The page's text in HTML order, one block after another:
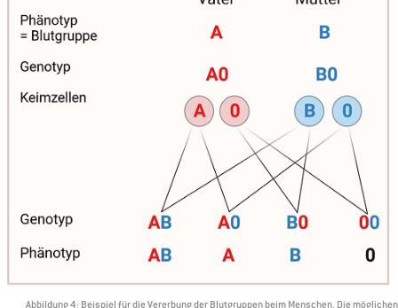
Abbildung 4: Beispiel für die Vererbung der Blutgruppen beim Menschen. Die möglichen